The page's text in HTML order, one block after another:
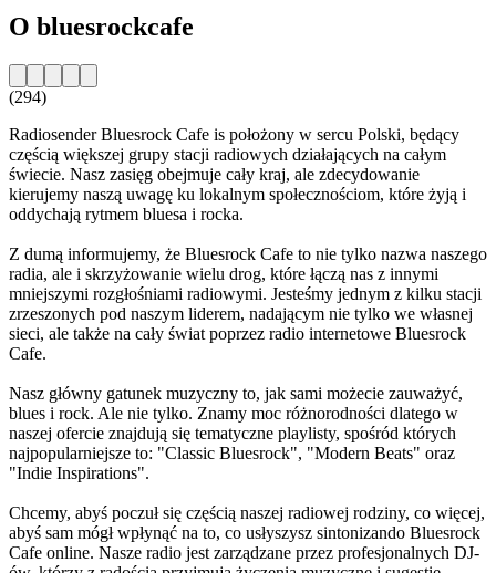
O bluesrockcafe
(294)
Radiosender Bluesrock Cafe is położony w sercu Polski, będący
częścią większej grupy stacji radiowych działających na całym
świecie. Nasz zasięg obejmuje cały kraj, ale zdecydowanie
kierujemy naszą uwagę ku lokalnym społecznościom, które żyją i
oddychają rytmem bluesa i rocka.
Z dumą informujemy, że Bluesrock Cafe to nie tylko nazwa naszego
radia, ale i skrzyżowanie wielu drog, które łączą nas z innymi
mniejszymi rozgłośniami radiowymi. Jesteśmy jednym z kilku stacji
zrzeszonych pod naszym liderem, nadającym nie tylko we własnej
sieci, ale także na cały świat poprzez radio internetowe Bluesrock
Cafe.
Nasz główny gatunek muzyczny to, jak sami możecie zauważyć,
blues i rock. Ale nie tylko. Znamy moc różnorodności dlatego w
naszej ofercie znajdują się tematyczne playlisty, spośród których
najpopularniejsze to: "Classic Bluesrock", "Modern Beats" oraz
"Indie Inspirations".
Chcemy, abyś poczuł się częścią naszej radiowej rodziny, co więcej,
abyś sam mógł wpłynąć na to, co usłyszysz sintonizando Bluesrock
Cafe online. Nasze radio jest zarządzane przez profesjonalnych DJ-